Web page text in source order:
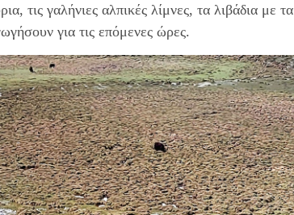
τις γαλήνιες αλπικές λίμνες, τα λιβάδια με τα
για τις επόμενες ώρες.